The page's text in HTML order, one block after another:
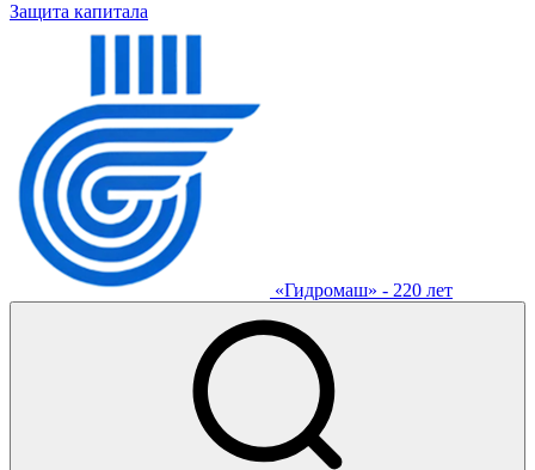
Защита капитала
«Гидромаш» - 220 лет